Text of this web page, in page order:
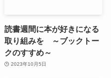
読書週間に本が好きになる
取り組みを ～ブックトー
クのすすめ～
2023年10月5日